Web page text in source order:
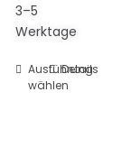
3–5
Werktage
Ausführung
wählen
Dieses
Produkt
Details